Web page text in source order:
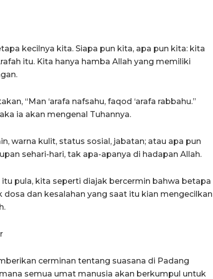
kecilnya kita. Siapa pun kita, apa pun kita: kita
itu. Kita hanya hamba Allah yang memiliki
“Man ‘arafa nafsahu, faqod ‘arafa rabbahu.”
ia akan mengenal Tuhannya.
warna kulit, status sosial, jabatan; atau apa pun
sehari-hari, tak apa-apanya di hadapan Allah.
pula, kita seperti diajak bercermin bahwa betapa
dan kesalahan yang saat itu kian mengecilkan
cerminan tentang suasana di Padang
semua umat manusia akan berkumpul untuk